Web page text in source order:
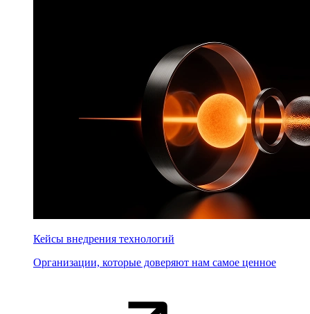
Кейсы внедрения технологий
Организации, которые доверяют нам самое ценное